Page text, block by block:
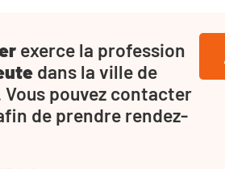
exerce la profession
dans la ville de
Vous pouvez contacter
de prendre rendez-